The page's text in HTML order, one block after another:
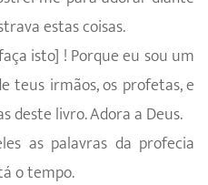
estas coisas.
isto] ! Porque eu sou um
teus irmãos, os profetas, e
deste livro. Adora a Deus.
as palavras da profecia
o tempo.